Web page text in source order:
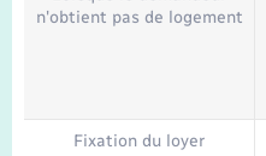
n'obtient pas de logement
Fixation du loyer